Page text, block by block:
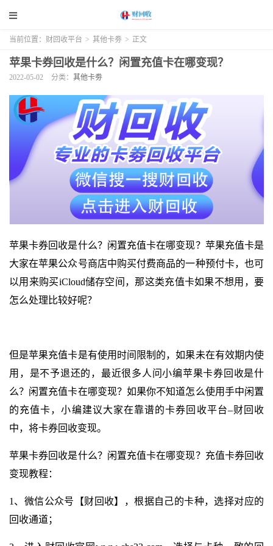
当前位置： 财回收平台 > 其他卡劵 > 正文
苹果卡券回收是什么？闲置充值卡在哪变现？
2022-05-02 分类： 其他卡劵
苹果卡券回收是什么？闲置充值卡在哪变现？苹果充值卡是
大家在苹果公众号商店中购买付费商品的一种预付卡，也可
以用来购买iCloud储存空间，那这类充值卡如果不想用，要
怎么处理比较好呢？
但是苹果充值卡是有使用时间限制的，如果未在有效期内使
用，是不予退还的，最近很多人问小编苹果卡券回收是什
么？闲置充值卡在哪变现？如果你不知道怎么使用手中闲置
的充值卡，小编建议大家在靠谱的卡券回收平台–财回收
中，将卡券回收变现。
苹果卡券回收是什么？闲置充值卡在哪变现？充值卡券回收
变现教程：
1、微信公众号【财回收】，根据自己的卡种，选择对应的
回收通道；